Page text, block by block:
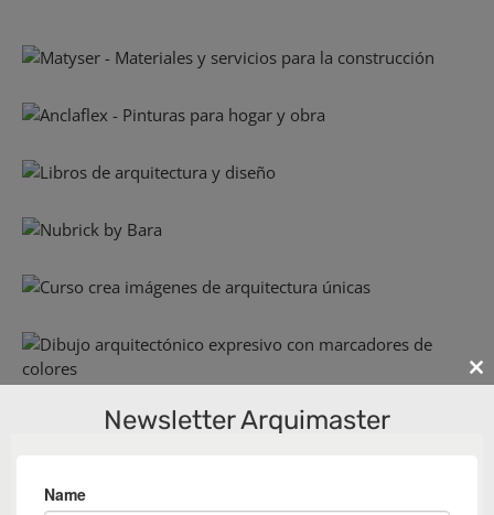
Newsletter Arquimaster